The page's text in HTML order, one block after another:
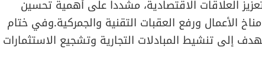
العلاقات الاقتصادية، مشددا على أهمية تحسين
الأعمال ورفع العقبات التقنية والجمركية.وفي ختام
إلى تنشيط المبادلات التجارية وتشجيع الاستثمارات